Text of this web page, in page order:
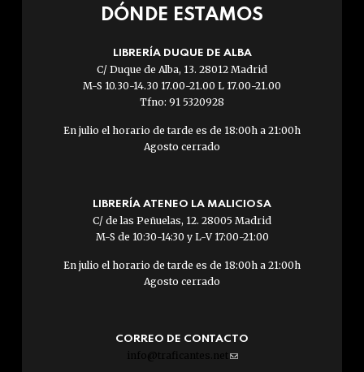
DÓNDE ESTAMOS
LIBRERÍA DUQUE DE ALBA
C/ Duque de Alba, 13. 28012 Madrid
M-S 10.30-14.30 17.00-21.00 L 17.00-21.00
Tfno: 91 5320928
En julio el horario de tarde es de 18:00h a 21:00h
Agosto cerrado
LIBRERÍA ATENEO LA MALICIOSA
C/ de las Peñuelas, 12. 28005 Madrid
M-S de 10:30-14:30 y L-V 17:00-21:00
En julio el horario de tarde es de 18:00h a 21:00h
Agosto cerrado
CORREO DE CONTACTO
info@traficantes.net (link